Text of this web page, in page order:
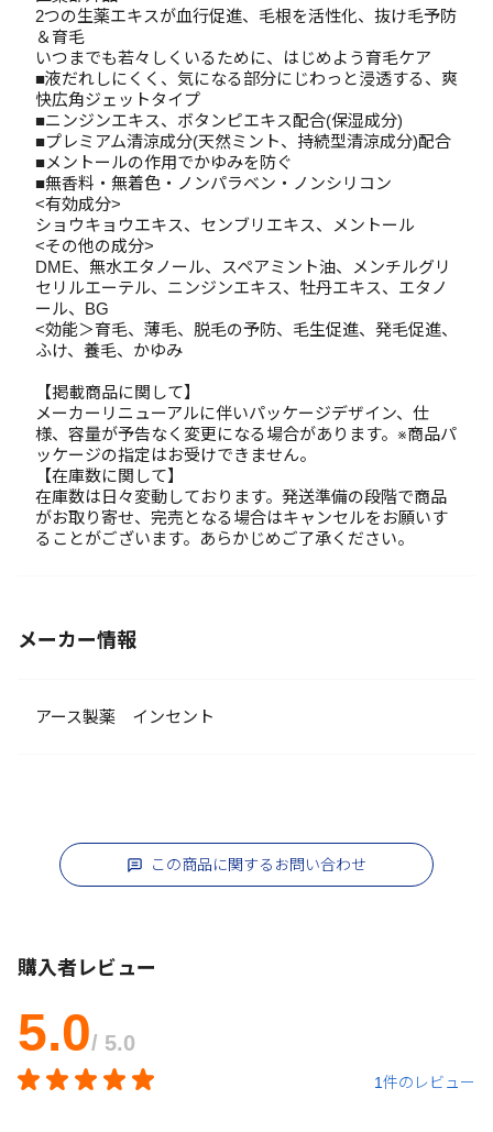
2つの生薬エキスが血行促進、毛根を活性化、抜け毛予防
＆育毛
いつまでも若々しくいるために、はじめよう育毛ケア
■液だれしにくく、気になる部分にじわっと浸透する、爽
快広角ジェットタイプ
■ニンジンエキス、ボタンピエキス配合(保湿成分)
■プレミアム清涼成分(天然ミント、持続型清涼成分)配合
■メントールの作用でかゆみを防ぐ
■無香料・無着色・ノンパラベン・ノンシリコン
<有効成分>
ショウキョウエキス、センブリエキス、メントール
<その他の成分>
DME、無水エタノール、スペアミント油、メンチルグリ
セリルエーテル、ニンジンエキス、牡丹エキス、エタノ
ール、BG
<効能＞育毛、薄毛、脱毛の予防、毛生促進、発毛促進、
ふけ、養毛、かゆみ
【掲載商品に関して】
メーカーリニューアルに伴いパッケージデザイン、仕
様、容量が予告なく変更になる場合があります。※商品パ
ッケージの指定はお受けできません。
【在庫数に関して】
在庫数は日々変動しております。発送準備の段階で商品
がお取り寄せ、完売となる場合はキャンセルをお願いす
ることがございます。あらかじめご了承ください。
メーカー情報
アース製薬 インセント
この商品に関するお問い合わせ
購入者レビュー
5.0/ 5.0
1件のレビュー